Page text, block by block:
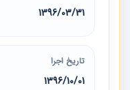
1396/03/31
تاریخ اجرا
1396/10/01